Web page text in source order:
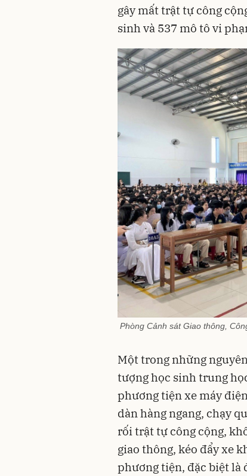
gây mất trật tự công
sinh và 537 mô tô vi
Phòng Cảnh sát Giao thông,
Một trong những
tượng học sinh trung
phương tiện xe máy
dàn hàng ngang, chạy
rối trật tự công cộng,
giao thông, kéo đẩy xe
phương tiện, đặc biệt là